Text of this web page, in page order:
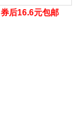
券后16.6元包邮